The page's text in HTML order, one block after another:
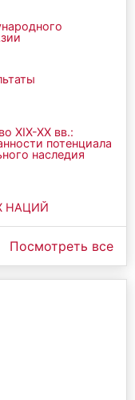
ХIХ-ХХ вв.:
потенциала
наследия
НАЦИЙ
Посмотреть все